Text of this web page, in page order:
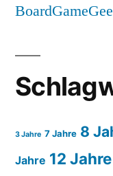
3 Jahre 7 Jahre 8
Jahre 12 Jahre